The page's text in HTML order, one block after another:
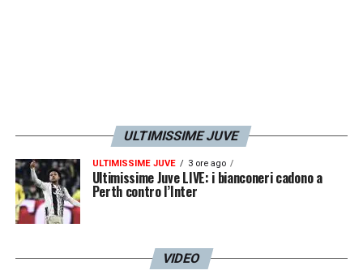
ULTIMISSIME JUVE
ULTIMISSIME JUVE 3 ore ago
Ultimissime Juve LIVE: i bianconeri cadono a
Perth contro l’Inter
VIDEO